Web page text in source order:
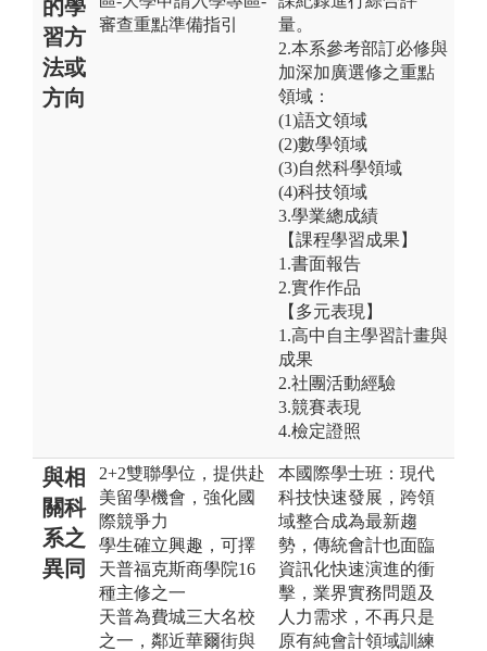
的學
習方
法或
方向
審查重點準備指引
量。
2.本系參考部訂必修與
加深加廣選修之重點
領域：
(1)語文領域
(2)數學領域
(3)自然科學領域
(4)科技領域
3.學業總成績
【課程學習成果】
1.書面報告
2.實作作品
【多元表現】
1.高中自主學習計畫與
成果
2.社團活動經驗
3.競賽表現
4.檢定證照
與相
關科
系之
異同
2+2雙聯學位，提供赴
美留學機會，強化國
際競爭力
學生確立興趣，可擇
天普福克斯商學院16
種主修之一
天普為費城三大名校
之一，鄰近華爾街與
本國際學士班：現代
科技快速發展，跨領
域整合成為最新趨
勢，傳統會計也面臨
資訊化快速演進的衝
擊，業界實務問題及
人力需求，不再只是
原有純會計領域訓練